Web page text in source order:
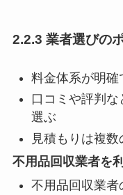
2.2.3 業者選びの
料金体系が明確
口コミや評判
選ぶ
見積もりは複
不用品回収業者を
不用品回収業